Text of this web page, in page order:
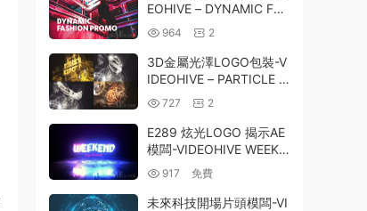
EOHIVE – DYNAMIC FAS
HION PROMO – 234992
10
964 2
3D金屬光澤LOGO包裝-V
IDEOHIVE – PARTICLE G
LOSSY LOGO – 270534
54
727 2
E289 炫光LOGO 揭示AE
模闆-VIDEOHIVE WEEKE
ND LOGO REVEALER
917 免費
未來科技開場片頭模闆-VI